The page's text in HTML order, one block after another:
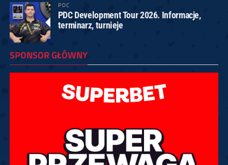
PDC
PDC Development Tour 2026. Informacje,
terminarz, turnieje
SPONSOR GŁÓWNY